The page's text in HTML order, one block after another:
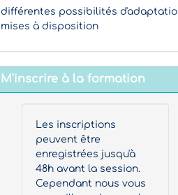
différentes possibilités
mises à disposition
M'inscrire à la formation
Les inscriptions
peuvent être
enregistrées jusqu'à
48h avant la session.
Cependant nous vous